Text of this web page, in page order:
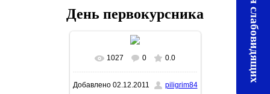
День первокурсника
В реальном размере
1142x1600/ 179.1Kb
1027 0 0.0
Добавлено02.12.2011 piligrim84